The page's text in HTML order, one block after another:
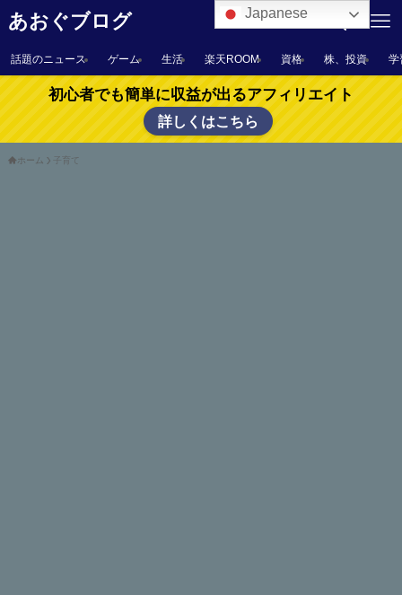
あおぐブログ
話題のニュース ゲーム 生活 楽天ROOM 資格 株、投資 学
初心者でも簡単に収益が出るアフィリエイト
詳しくはこちら
ホーム 子育て
Japanese